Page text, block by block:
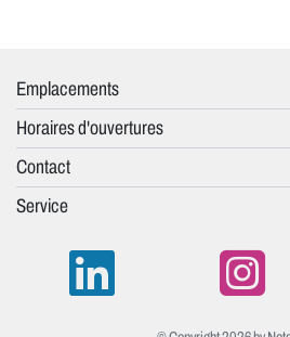
Emplacements
Horaires d'ouvertures
Contact
Service